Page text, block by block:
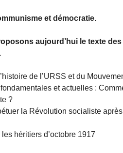
et démocratie.
aujourd’hui le texte
de l’URSS et du
et actuelles :
?
la Révolution socialiste
héritiers d’octobre 1917